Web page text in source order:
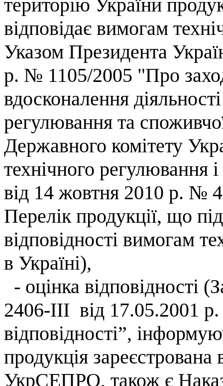
територію України
відповідає вимогам
Указом Президента
р. № 1105/2005 "Про
вдосконалення
регулювання та
Державного комітету
технічного регулювання
від 14 жовтня 2010 р. №
Перелік продукції, що
відповідності вимогам
в Україні),
- оцінка відповідності (
2406-ІІІ від 17.05.2001 р.
відповідності”,
продукція зареєстрована
УкрСЕПРО, також є